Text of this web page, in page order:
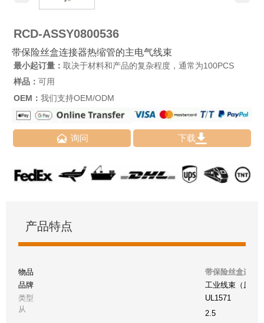
RCD-ASSY0800536
带保险丝盒连接器热缩管的主电气线束
最小起订量： 取决于材料和产品的复杂程度，通常为100PCS
样品： 可用
OEM： 我们支持OEM/ODM
 询问 下载
产品特点
物品
带保险丝盒连接
品牌
工业线束（原件
类型
UL1571
从
2.5